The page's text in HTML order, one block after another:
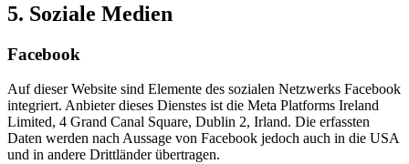
5. Soziale Medien
Facebook
Auf dieser Website sind Elemente des sozialen Netzwerks Facebook
integriert. Anbieter dieses Dienstes ist die Meta Platforms Ireland
Limited, 4 Grand Canal Square, Dublin 2, Irland. Die erfassten
Daten werden nach Aussage von Facebook jedoch auch in die USA
und in andere Drittländer übertragen.